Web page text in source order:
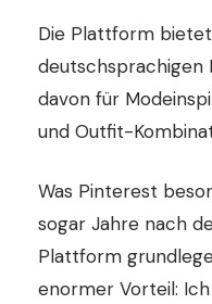
Die Plattform
deutschsprachigen
davon für
und Outfit-
Was Pinterest
sogar Jahre nach
Plattform
enormer Vorteil: